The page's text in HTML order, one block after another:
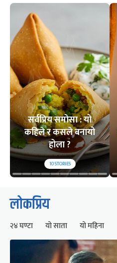
सर्वप्रिय समोसा : यो
कहिले र कसले बनायो
होला ?
10STORIES
लोकप्रिय
२४ घण्टा यो साता यो महिना